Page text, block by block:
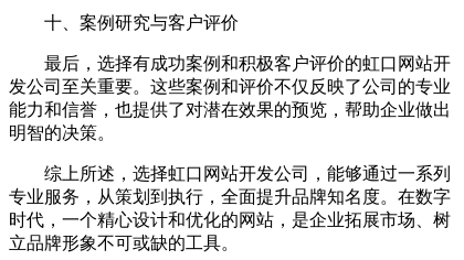
十、案例研究与客户评价
最后，选择有成功案例和积极客户评价的虹口网站开
发公司至关重要。这些案例和评价不仅反映了公司的专业
能力和信誉，也提供了对潜在效果的预览，帮助企业做出
明智的决策。
综上所述，选择虹口网站开发公司，能够通过一系列
专业服务，从策划到执行，全面提升品牌知名度。在数字
时代，一个精心设计和优化的网站，是企业拓展市场、树
立品牌形象不可或缺的工具。